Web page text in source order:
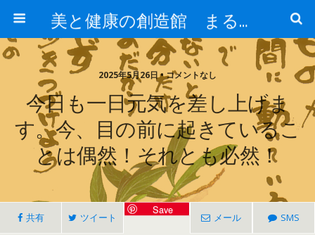
美と健康の創造館 まるとみ薬品 ぐんまの薬屋 芳さんのブログ
2025年5月26日 • コメントなし
今日も一日元気を差し上げま
す。今、目の前に起きているこ
とは偶然！それとも必然！
共有 ツイート
Save
メール SMS